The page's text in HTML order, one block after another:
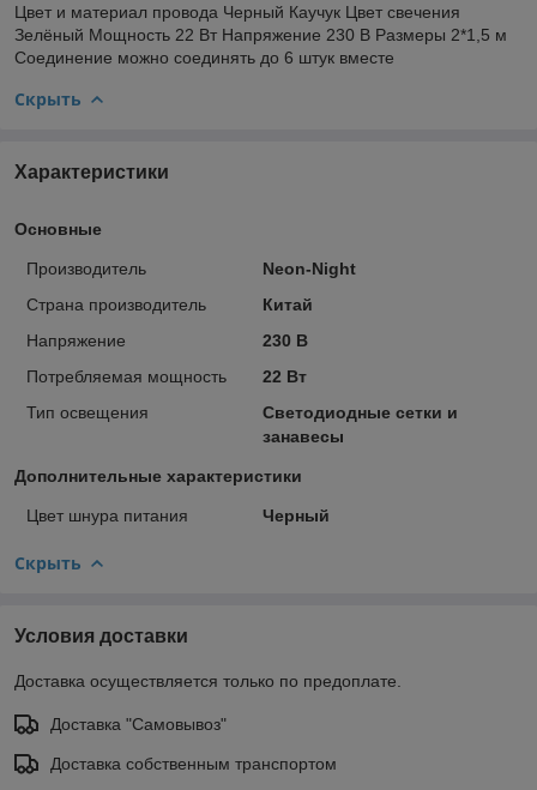
Цвет и материал провода Черный Каучук Цвет свечения
Зелёный Мощность 22 Вт Напряжение 230 В Размеры 2*1,5 м
Соединение можно соединять до 6 штук вместе
Скрыть
Характеристики
Основные
Производитель
Neon-Night
Страна производитель
Китай
Напряжение
230 В
Потребляемая мощность
22 Вт
Тип освещения
Светодиодные сетки и
занавесы
Дополнительные характеристики
Цвет шнура питания Черный
Скрыть
Условия доставки
Доставка осуществляется только по предоплате.
Доставка "Самовывоз"
Доставка собственным транспортом